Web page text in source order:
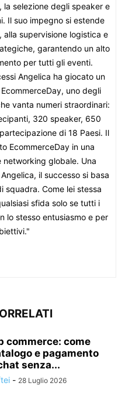
selezione degli speaker e
Il suo impegno si estende
supervisione logistica e
garantendo un alto
per tutti gli eventi.
Angelica ha giocato un
uno degli
vanta numeri straordinari:
320 speaker, 650
di 18 Paesi. Il
EcommerceDay in una
globale. Una
il successo si basa
squadra. Come lei stessa
sfida solo se tutti i
lo stesso entusiasmo e per
commerce: come
e pagamento
senza...
- 28 Luglio 2026